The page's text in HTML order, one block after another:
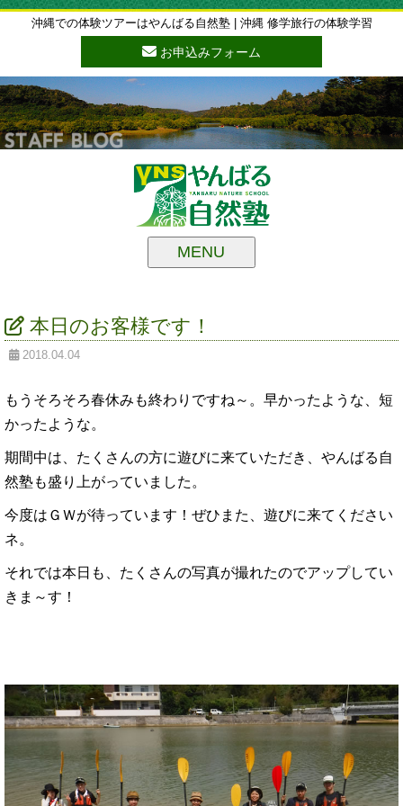
沖縄での体験ツアーはやんばる自然塾 | 沖縄 修学旅行の体験学習
お申込みフォーム
MENU
本日のお客様です！
2018.04.04
もうそろそろ春休みも終わりですね～。早かったような、短
かったような。
期間中は、たくさんの方に遊びに来ていただき、やんばる自
然塾も盛り上がっていました。
今度はＧＷが待っています！ぜひまた、遊びに来てください
ネ。
それでは本日も、たくさんの写真が撮れたのでアップしてい
きま～す！